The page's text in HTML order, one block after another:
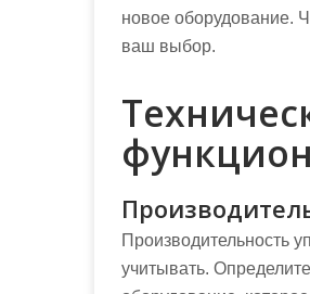
новое оборудование.
ваш выбор.
Производительность
учитывать.